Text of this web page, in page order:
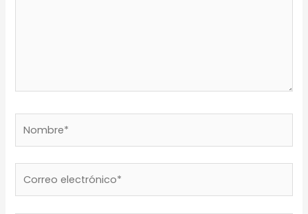
electrónico*